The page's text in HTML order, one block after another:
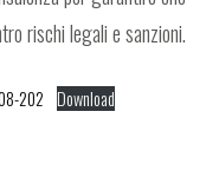
rischi legali e sanzioni.
202 Download